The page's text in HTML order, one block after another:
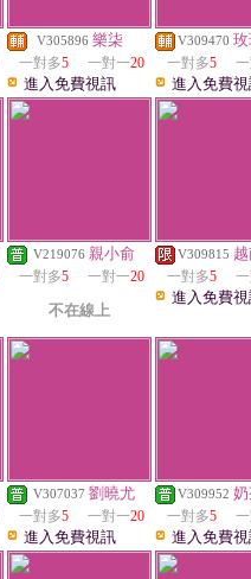
V305896 樂柒
一對多5 一對一20
進入免費視訊
V309470
一對多5
進入免費
V219076 親小俞
一對多5 一對一20
不在線上
V309815
一對多5
進入免費
V307037 劉曉尤
一對多5 一對一20
進入免費視訊
V309952
一對多5
進入免費